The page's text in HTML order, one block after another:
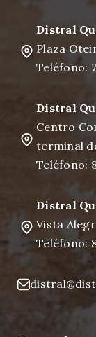
Distral
Plaza
Teléfono:
Distral
Centro
terminal
Teléfono:
Distral
Vista
Teléfono: